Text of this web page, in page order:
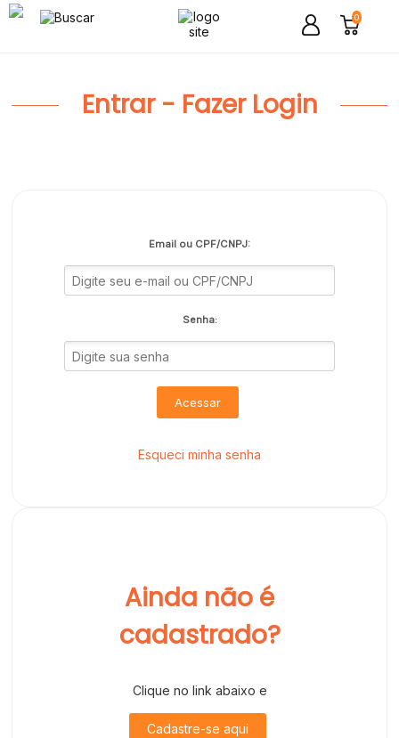
0
Entrar - Fazer Login
Email ou CPF/CNPJ:
Senha:
Acessar
Esqueci minha senha
Ainda não é
cadastrado?
Clique no link abaixo e
Cadastre-se aqui